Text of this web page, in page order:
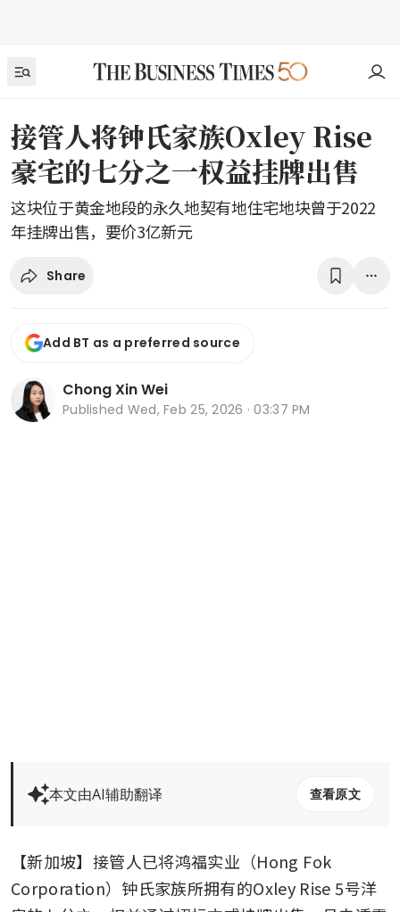
接管人将钟氏家族Oxley Rise
豪宅的七分之一权益挂牌出售
这块位于黄金地段的永久地契有地住宅地块曾于2022
年挂牌出售，要价3亿新元
Share
Add BT as a preferred source
Chong Xin Wei
Published Wed, Feb 25, 2026 · 03:37 PM
本文由AI辅助翻译 查看原文
【新加坡】接管人已将鸿福实业（Hong Fok
Corporation）钟氏家族所拥有的Oxley Rise 5号洋